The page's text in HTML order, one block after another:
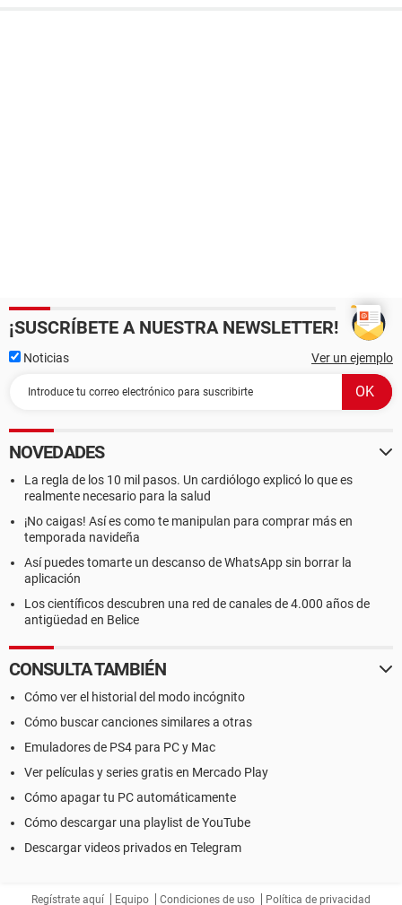
¡SUSCRÍBETE A NUESTRA NEWSLETTER!
Noticias Ver un ejemplo
NOVEDADES
La regla de los 10 mil pasos. Un cardiólogo explicó lo que es
realmente necesario para la salud
¡No caigas! Así es como te manipulan para comprar más en
temporada navideña
Así puedes tomarte un descanso de WhatsApp sin borrar la
aplicación
Los científicos descubren una red de canales de 4.000 años de
antigüedad en Belice
CONSULTA TAMBIÉN
Cómo ver el historial del modo incógnito
Cómo buscar canciones similares a otras
Emuladores de PS4 para PC y Mac
Ver películas y series gratis en Mercado Play
Cómo apagar tu PC automáticamente
Cómo descargar una playlist de YouTube
Descargar videos privados en Telegram
Regístrate aquí Equipo Condiciones de uso Política de privacidad